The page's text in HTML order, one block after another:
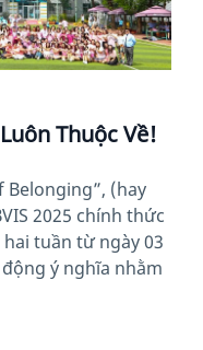
Thuộc Về!
Belonging”, (hay
2025 chính thức
tuần từ ngày 03
ý nghĩa nhằm